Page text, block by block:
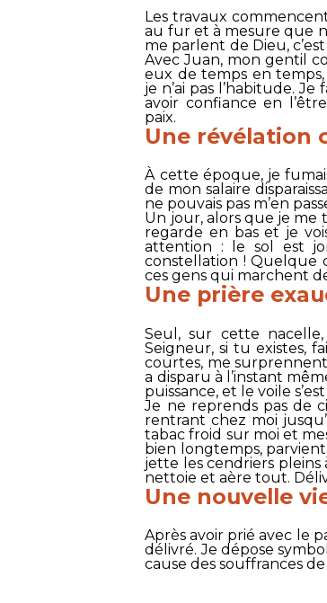
Les travaux
au fur et à mesure que
me parlent de Dieu,
Avec Juan, mon gentil
eux de temps en
je n’ai pas l’habitude.
avoir confiance en
paix.
Une révélation
À cette époque, je
de mon salaire
ne pouvais pas m’en
Un jour, alors que je
regarde en bas et je
attention : le sol est
constellation ! Quelque
ces gens qui marchent
Une prière
Seul, sur cette
Seigneur, si tu existes,
courtes, me
a disparu à l’instant
puissance, et le voile
Je ne reprends pas de
rentrant chez moi
tabac froid sur moi et
bien longtemps,
jette les cendriers pleins
nettoie et aère tout.
Une nouvelle
Après avoir prié avec le
délivré. Je dépose
cause des souffrances